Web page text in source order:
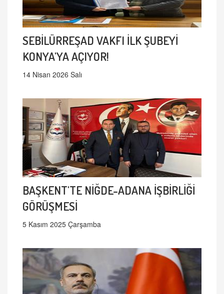
SEBİLÜRREŞAD VAKFI İLK ŞUBEYİ
KONYA'YA AÇIYOR!
14 Nisan 2026 Salı
BAŞKENT'TE NİĞDE-ADANA İŞBİRLİĞİ
GÖRÜŞMESİ
5 Kasım 2025 Çarşamba